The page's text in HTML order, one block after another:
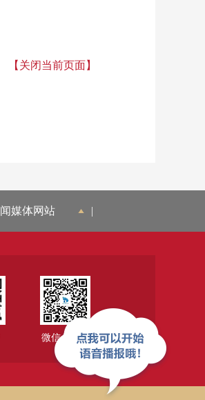
【关闭当前页面】
媒体网站 |
微信公众号